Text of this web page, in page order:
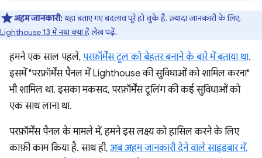
अहम जानकारी:यहां बताए गए बदलाव पूरे हो चुके हैं. ज़्यादा जानकारी के लिए,
Lighthouse 13 में नया क्या हैलेख पढ़ें.
हमने एक साल पहले, परफ़ॉर्मेंस टूल को बेहतर बनाने के बारे में बताया था.
इसमें "परफ़ॉर्मेंस पैनल में Lighthouse की सुविधाओं को शामिल करना"
भी शामिल था. इसका मकसद, परफ़ॉर्मेंस टूलिंग की कई सुविधाओं को
एक साथ लाना था.
परफ़ॉर्मेंस पैनल के मामले में, हमने इस लक्ष्य को हासिल करने के लिए
काफ़ी काम किया है. साथ ही, अब अहम जानकारी देने वाले साइडबार में,